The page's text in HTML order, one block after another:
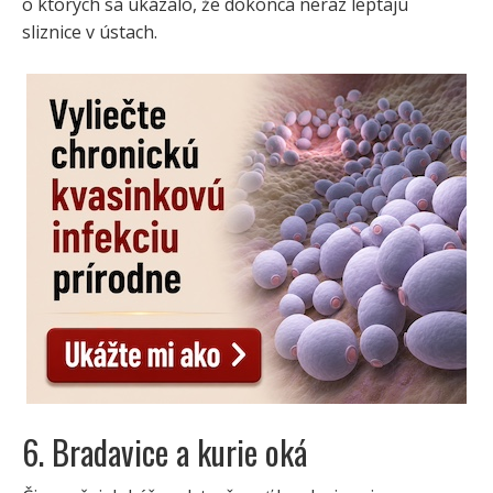
sliznice v ústach.
6. Bradavice a kurie oká